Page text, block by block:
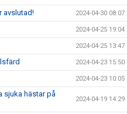
avslutad! 2024-04-30 08:07
2024-04-25 19:04
2024-04-25 13:47
2024-04-23 15:50
2024-04-23 10:05
sjuka hästar på
2024-04-19 14:29